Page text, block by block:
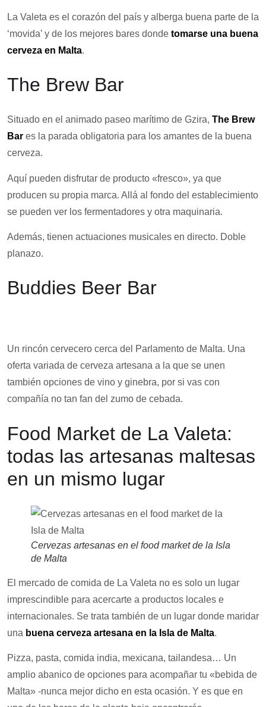
La Valeta es el corazón del país y alberga buena parte de la
‘movida’ y de los mejores bares donde tomarse una buena
cerveza en Malta.
The Brew Bar
Situado en el animado paseo marítimo de Gzira, The Brew
Bar es la parada obligatoria para los amantes de la buena
cerveza.
Aquí pueden disfrutar de producto «fresco», ya que
producen su propia marca. Allá al fondo del establecimiento
se pueden ver los fermentadores y otra maquinaria.
Además, tienen actuaciones musicales en directo. Doble
planazo.
Buddies Beer Bar
Un rincón cervecero cerca del Parlamento de Malta. Una
oferta variada de cerveza artesana a la que se unen
también opciones de vino y ginebra, por si vas con
compañía no tan fan del zumo de cebada.
Food Market de La Valeta:
todas las artesanas maltesas
en un mismo lugar
Cervezas artesanas en el food market de la Isla
de Malta
El mercado de comida de La Valeta no es solo un lugar
imprescindible para acercarte a productos locales e
internacionales. Se trata también de un lugar donde maridar
una buena cerveza artesana en la Isla de Malta.
Pizza, pasta, comida india, mexicana, tailandesa… Un
amplio abanico de opciones para acompañar tu «bebida de
Malta» -nunca mejor dicho en esta ocasión. Y es que en